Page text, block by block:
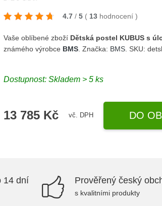
4.7 / 5 ( 13 hodnocení)
Vaše oblíbené zboží Dětská postel KUBUS s
známého výrobce BMS . Značka: BMS . SKU:
Dostupnost:Skladem > 5 ks
13 785 Kč vč. DPH DO
14 dní Prověřený český
s kvalitními produkty